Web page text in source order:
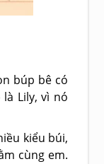
búp bê có
Lily, vì nó
kiểu búi,
cùng em.